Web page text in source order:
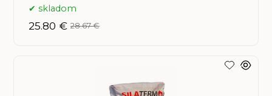
skladom
25.80 € 28.67 €